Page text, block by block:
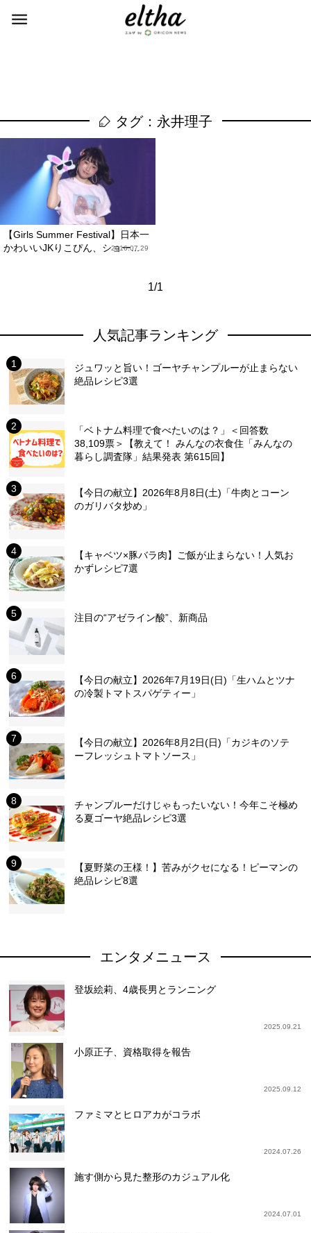
タグ：永井理子
【Girls Summer Festival】日本一
かわいいJKりこぴん、ショー...
2016.07.29
1/1
人気記事ランキング
ジュワッと旨い！ゴーヤチャンプルーが止まらない
絶品レシピ3選
「ベトナム料理で食べたいのは？」＜回答数
38,109票＞【教えて！ みんなの衣食住「みんなの
暮らし調査隊」結果発表 第615回】
【今日の献立】2026年8月8日(土)「牛肉とコーン
のガリバタ炒め」
【キャベツ×豚バラ肉】ご飯が止まらない！人気お
かずレシピ7選
注目の“アゼライン酸”、新商品
【今日の献立】2026年7月19日(日)「生ハムとツナ
の冷製トマトスパゲティー」
【今日の献立】2026年8月2日(日)「カジキのソテ
ーフレッシュトマトソース」
チャンプルーだけじゃもったいない！今年こそ極め
る夏ゴーヤ絶品レシピ3選
【夏野菜の王様！】苦みがクセになる！ピーマンの
絶品レシピ8選
エンタメニュース
登坂絵莉、4歳長男とランニング
2025.09.21
小原正子、資格取得を報告
2025.09.12
ファミマとヒロアカがコラボ
2024.07.26
施す側から見た整形のカジュアル化
2024.07.01